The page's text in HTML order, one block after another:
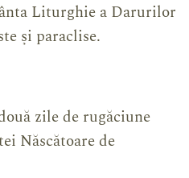
Liturghie a Darurilor
și paraclise.
zile de rugăciune
Născătoare de